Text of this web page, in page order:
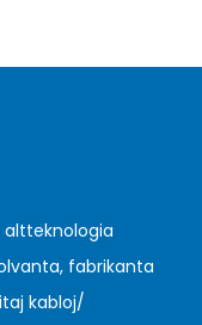
altteknologia
fabrikanta
kabloj/